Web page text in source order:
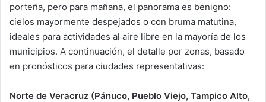
porteña, pero para mañana, el panorama es benigno:
cielos mayormente despejados o con bruma matutina,
ideales para actividades al aire libre en la mayoría de los
municipios. A continuación, el detalle por zonas, basado
en pronósticos para ciudades representativas:
Norte de Veracruz (Pánuco, Pueblo Viejo, Tampico Alto,